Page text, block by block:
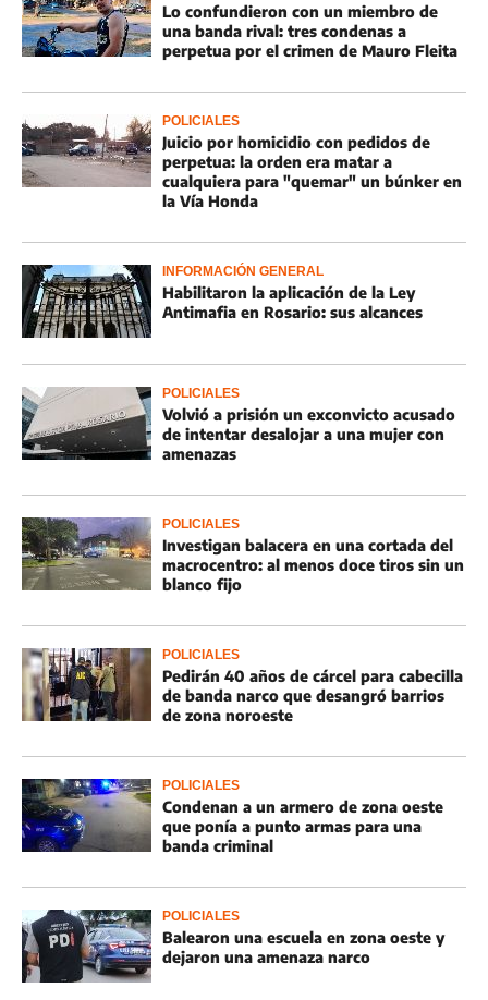
Lo confundieron con un miembro de
una banda rival: tres condenas a
perpetua por el crimen de Mauro Fleita
POLICIALES
Juicio por homicidio con pedidos de
perpetua: la orden era matar a
cualquiera para "quemar" un búnker en
la Vía Honda
INFORMACIÓN GENERAL
Habilitaron la aplicación de la Ley
Antimafia en Rosario: sus alcances
POLICIALES
Volvió a prisión un exconvicto acusado
de intentar desalojar a una mujer con
amenazas
POLICIALES
Investigan balacera en una cortada del
macrocentro: al menos doce tiros sin un
blanco fijo
POLICIALES
Pedirán 40 años de cárcel para cabecilla
de banda narco que desangró barrios
de zona noroeste
POLICIALES
Condenan a un armero de zona oeste
que ponía a punto armas para una
banda criminal
POLICIALES
Balearon una escuela en zona oeste y
dejaron una amenaza narco